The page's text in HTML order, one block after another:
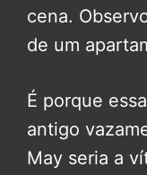
cena.
de um
É porque
antigo
May seria a